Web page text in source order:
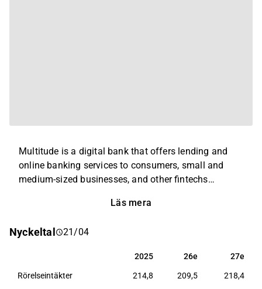
Multitude is a digital bank that offers lending and
online banking services to consumers, small and
medium-sized businesses, and other fintechs
founded in 2005 in Finland and currently operates in
business units: Consumer Banking (Ferratum), SME
Läs mera
Nyckeltal 21/04
2025 26e 27e
2025 26e 27e
Rörelseintäkter 214,8 209,5 218,4